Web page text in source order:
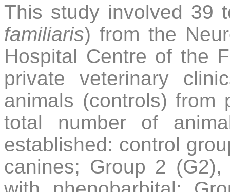
This study involved 39
familiaris) from the
Hospital Centre of the
private veterinary
animals (controls) from
total number of
established: control
canines; Group 2